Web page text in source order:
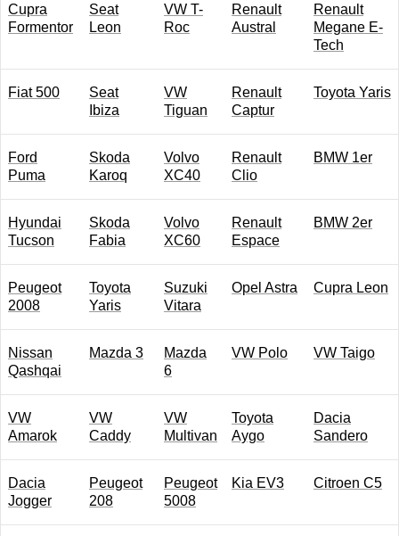
Cupra
Formentor
Seat
Leon
VW T-
Roc
Renault
Austral
Renault
Megane E-
Tech
Fiat 500
Seat
Ibiza
VW
Tiguan
Renault
Captur
Toyota Yaris
Ford
Puma
Skoda
Karoq
Volvo
XC40
Renault
Clio
BMW 1er
Hyundai
Tucson
Skoda
Fabia
Volvo
XC60
Renault
Espace
BMW 2er
Peugeot
2008
Toyota
Yaris
Suzuki
Vitara
Opel Astra Cupra Leon
Nissan
Qashqai
Mazda 3
Mazda
6
VW Polo VW Taigo
VW
Amarok
VW
Caddy
VW
Multivan
Toyota
Aygo
Dacia
Sandero
Dacia
Jogger
Peugeot
208
Peugeot
5008
Kia EV3 Citroen C5